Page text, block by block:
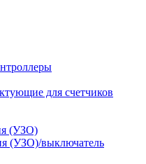
для счетчиков
(УЗО)
(УЗО)/выключатель